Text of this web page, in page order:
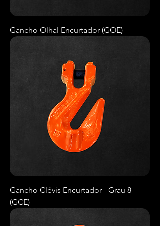
Gancho Olhal Encurtador (GOE)
Gancho Clévis Encurtador - Grau 8
(GCE)